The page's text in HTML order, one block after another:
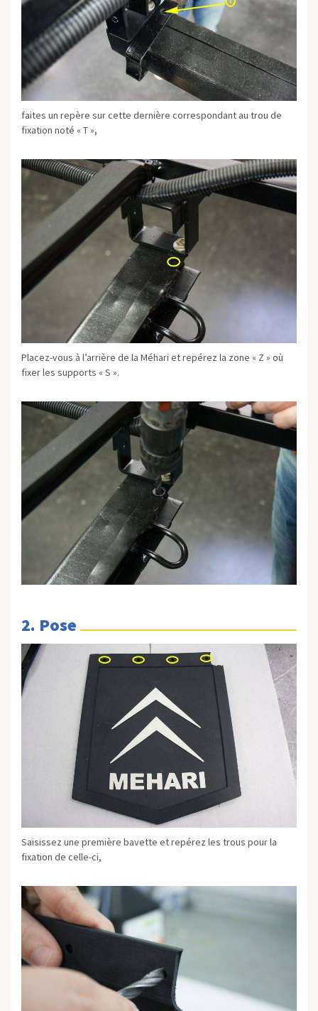
faites un repère sur cette dernière correspondant au trou de
fixation noté « T »,
Placez-vous à l’arrière de la Méhari et repérez la zone « Z » où
fixer les supports « S ».
2. Pose
Saisissez une première bavette et repérez les trous pour la
fixation de celle-ci,